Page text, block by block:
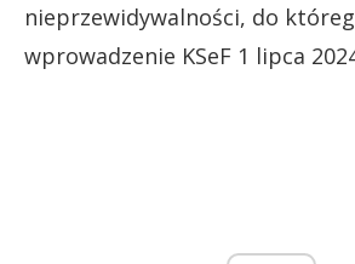
nieprzewidywalności, do
wprowadzenie KSeF 1 lipca